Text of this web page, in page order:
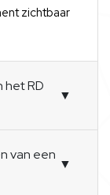
zichtbaar
het RD
▼
van een
▼